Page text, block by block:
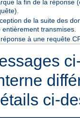
la fin de la réponse
de la suite des
entièrement transmises.
à une requête
ci-